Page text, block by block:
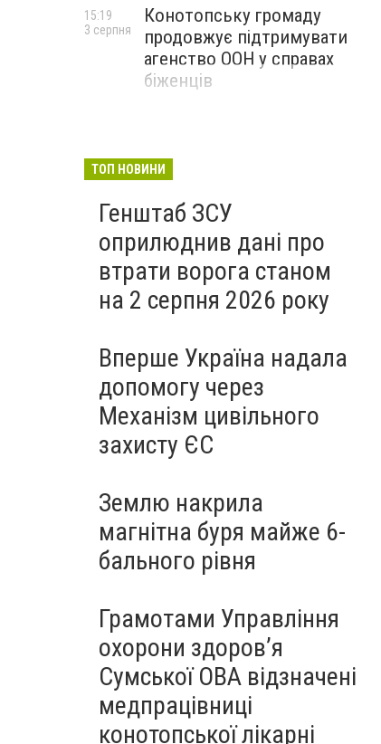
Конотопську громаду
продовжує підтримувати
агенство ООН у справах
біженців
15:19
3 серпня
ТОП НОВИНИ
Генштаб ЗСУ
оприлюднив дані про
втрати ворога станом
на 2 серпня 2026 року
Вперше Україна надала
допомогу через
Механізм цивільного
захисту ЄС
Землю накрила
магнітна буря майже 6-
бального рівня
Грамотами Управління
охорони здоров’я
Сумської ОВА відзначені
медпрацівниці
конотопської лікарні